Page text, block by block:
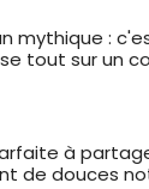
mythique :
tout sur un
à
de douces